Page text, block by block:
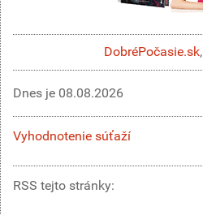
DobréPočasie.sk,
Dnes je 08.08.2026
Vyhodnotenie súťaží
RSS tejto stránky: